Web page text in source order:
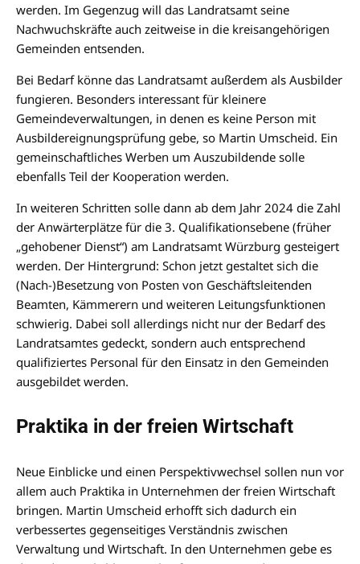
werden. Im Gegenzug will das Landratsamt seine
Nachwuchskräfte auch zeitweise in die kreisangehörigen
Gemeinden entsenden.
Bei Bedarf könne das Landratsamt außerdem als Ausbilder
fungieren. Besonders interessant für kleinere
Gemeindeverwaltungen, in denen es keine Person mit
Ausbildereignungsprüfung gebe, so Martin Umscheid. Ein
gemeinschaftliches Werben um Auszubildende solle
ebenfalls Teil der Kooperation werden.
In weiteren Schritten solle dann ab dem Jahr 2024 die Zahl
der Anwärterplätze für die 3. Qualifikationsebene (früher
„gehobener Dienst“) am Landratsamt Würzburg gesteigert
werden. Der Hintergrund: Schon jetzt gestaltet sich die
(Nach-)Besetzung von Posten von Geschäftsleitenden
Beamten, Kämmerern und weiteren Leitungsfunktionen
schwierig. Dabei soll allerdings nicht nur der Bedarf des
Landratsamtes gedeckt, sondern auch entsprechend
qualifiziertes Personal für den Einsatz in den Gemeinden
ausgebildet werden.
Praktika in der freien Wirtschaft
Neue Einblicke und einen Perspektivwechsel sollen nun vor
allem auch Praktika in Unternehmen der freien Wirtschaft
bringen. Martin Umscheid erhofft sich dadurch ein
verbessertes gegenseitiges Verständnis zwischen
Verwaltung und Wirtschaft. In den Unternehmen gebe es